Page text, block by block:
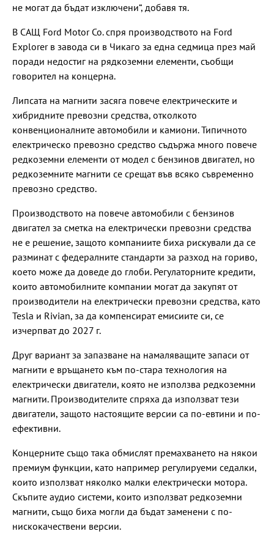
не могат да бъдат изключени“, добавя тя.
В САЩ Ford Motor Co. спря производството на Ford
Explorer в завода си в Чикаго за една седмица през май
поради недостиг на рядкоземни елементи, съобщи
говорител на концерна.
Липсата на магнити засяга повече електрическите и
хибридните превозни средства, отколкото
конвенционалните автомобили и камиони. Типичното
електрическо превозно средство съдържа много повече
редкоземни елементи от модел с бензинов двигател, но
редкоземните магнити се срещат във всяко съвременно
превозно средство.
Производството на повече автомобили с бензинов
двигател за сметка на електрически превозни средства
не е решение, защото компаниите биха рискували да се
разминат с федералните стандарти за разход на гориво,
което може да доведе до глоби. Регулаторните кредити,
които автомобилните компании могат да закупят от
производители на електрически превозни средства, като
Tesla и Rivian, за да компенсират емисиите си, се
изчерпват до 2027 г.
Друг вариант за запазване на намаляващите запаси от
магнити е връщането към по-стара технология на
електрически двигатели, която не използва редкоземни
магнити. Производителите спряха да използват тези
двигатели, защото настоящите версии са по-евтини и по-
ефективни.
Концерните също така обмислят премахването на някои
премиум функции, като например регулируеми седалки,
които използват няколко малки електрически мотора.
Скъпите аудио системи, които използват редкоземни
магнити, също биха могли да бъдат заменени с по-
нискокачествени версии.